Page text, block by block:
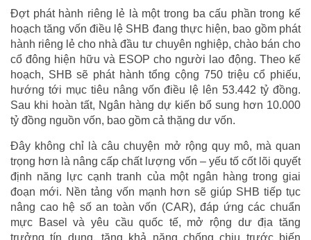
Đợt phát hành riêng lẻ là một trong ba cấu phần trong kế
hoạch tăng vốn điều lệ SHB đang thực hiện, bao gồm phát
hành riêng lẻ cho nhà đầu tư chuyên nghiệp, chào bán cho
cổ đông hiện hữu và ESOP cho người lao động. Theo kế
hoạch, SHB sẽ phát hành tổng cộng 750 triệu cổ phiếu,
hướng tới mục tiêu nâng vốn điều lệ lên 53.442 tỷ đồng.
Sau khi hoàn tất, Ngân hàng dự kiến bổ sung hơn 10.000
tỷ đồng nguồn vốn, bao gồm cả thặng dư vốn.
Đây không chỉ là câu chuyện mở rộng quy mô, mà quan
trọng hơn là nâng cấp chất lượng vốn – yếu tố cốt lõi quyết
định năng lực cạnh tranh của một ngân hàng trong giai
đoạn mới. Nền tảng vốn mạnh hơn sẽ giúp SHB tiếp tục
nâng cao hệ số an toàn vốn (CAR), đáp ứng các chuẩn
mực Basel và yêu cầu quốc tế, mở rộng dư địa tăng
trưởng tín dụng, tăng khả năng chống chịu trước biến